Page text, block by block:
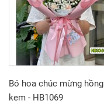
Bó hoa chúc mừng hồng
kem - HB1069